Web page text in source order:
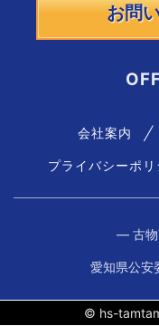
お問
会社案内
プライバシーポリ
― 古物
愛知県公
© hs-